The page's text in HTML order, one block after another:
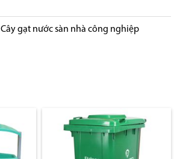
Cây gạt nước sàn nhà công nghiệp